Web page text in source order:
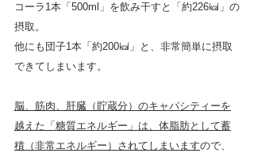
コーラ1本「500ml」を飲み干すと「約226㎉」の
摂取。
他にも団子1本「約200㎉」と、非常簡単に摂取
できてしまいます。
脳、筋肉、肝臓（貯蔵分）のキャパシティーを
越えた「糖質エネルギー」は、体脂肪として蓄
積（非常エネルギー）されてしまいますので、